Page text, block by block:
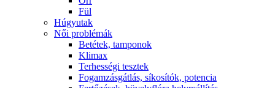
Fül
Húgyutak
Női problémák
Betétek, tamponok
Klimax
Terhességi tesztek
Fogamzásgátlás, síkosítók, potencia